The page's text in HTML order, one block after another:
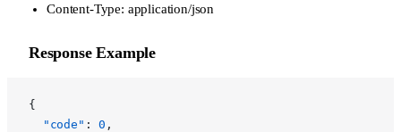
Content-Type: application/json
Response Example
{
  "code"
: 0 ,